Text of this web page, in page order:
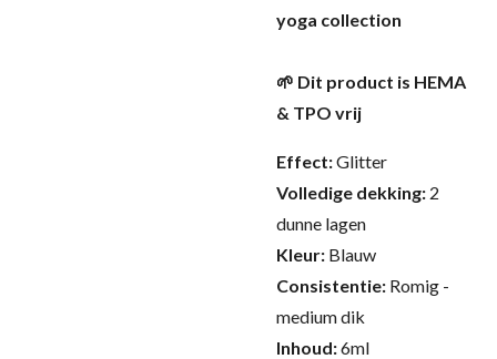
yoga collection
🌱 Dit product is HEMA
& TPO vrij
Effect:Glitter
Volledige dekking: 2
dunne lagen
Kleur: Blauw
Consistentie: Romig -
medium dik
Inhoud:6ml